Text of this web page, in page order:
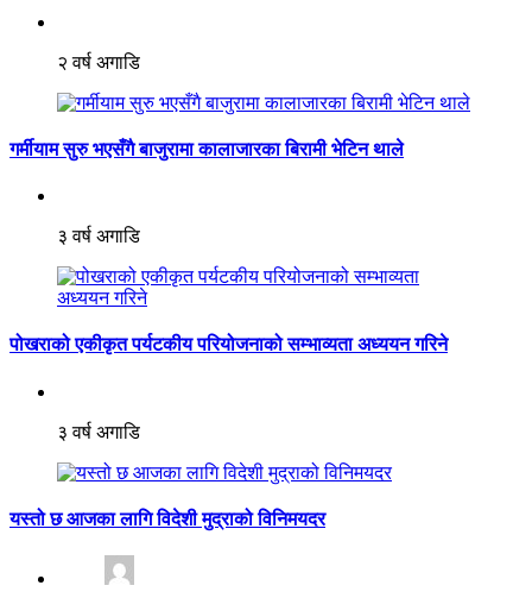
२ वर्ष अगाडि
गर्मीयाम सुरु भएसँगै बाजुरामा कालाजारका बिरामी भेटिन थाले
३ वर्ष अगाडि
पोखराको एकीकृत पर्यटकीय परियोजनाको सम्भाव्यता अध्ययन गरिने
३ वर्ष अगाडि
यस्तो छ आजका लागि विदेशी मुद्राको विनिमयदर